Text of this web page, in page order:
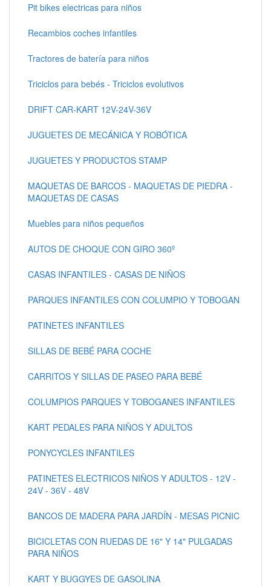
Pit bikes electricas para niños
Recambios coches infantiles
Tractores de batería para niños
Triciclos para bebés - Triciclos evolutivos
DRIFT CAR-KART 12V-24V-36V
JUGUETES DE MECÁNICA Y ROBÓTICA
JUGUETES Y PRODUCTOS STAMP
MAQUETAS DE BARCOS - MAQUETAS DE PIEDRA -
MAQUETAS DE CASAS
Muebles para niños pequeños
AUTOS DE CHOQUE CON GIRO 360º
CASAS INFANTILES - CASAS DE NIÑOS
PARQUES INFANTILES CON COLUMPIO Y TOBOGAN
PATINETES INFANTILES
SILLAS DE BEBÉ PARA COCHE
CARRITOS Y SILLAS DE PASEO PARA BEBÉ
COLUMPIOS PARQUES Y TOBOGANES INFANTILES
KART PEDALES PARA NIÑOS Y ADULTOS
PONYCYCLES INFANTILES
PATINETES ELECTRICOS NIÑOS Y ADULTOS - 12V -
24V - 36V - 48V
BANCOS DE MADERA PARA JARDÍN - MESAS PICNIC
BICICLETAS CON RUEDAS DE 16" Y 14" PULGADAS
PARA NIÑOS
KART Y BUGGYES DE GASOLINA